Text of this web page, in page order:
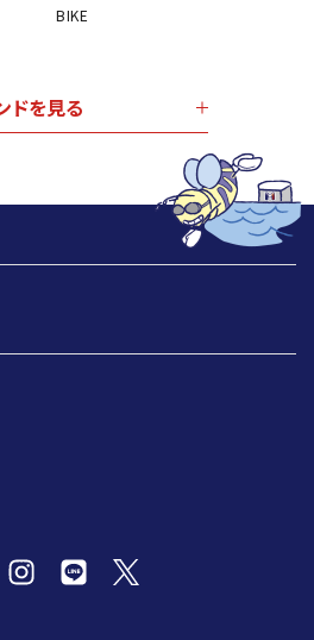
BIKE
ドを見る